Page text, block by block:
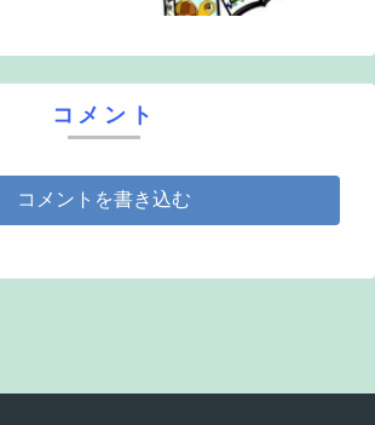
コメント
コメントを書き込む